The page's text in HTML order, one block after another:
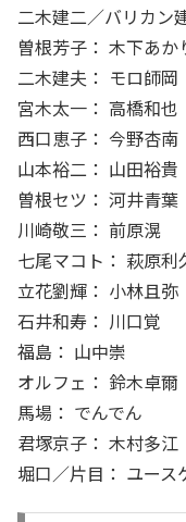
二木建二／バリカン
曽根芳子： 木下あか
二木建夫： モロ師岡
宮木太一： 高橋和也
西口恵子： 今野杏南
山本裕二： 山田裕貴
曽根セツ： 河井青葉
川崎敬三： 前原滉
七尾マコト： 萩原利
立花劉輝： 小林且弥
石井和寿： 川口覚
福島： 山中崇
オルフェ： 鈴木卓爾
馬場： でんでん
君塚京子： 木村多江
堀口／片目： ユース